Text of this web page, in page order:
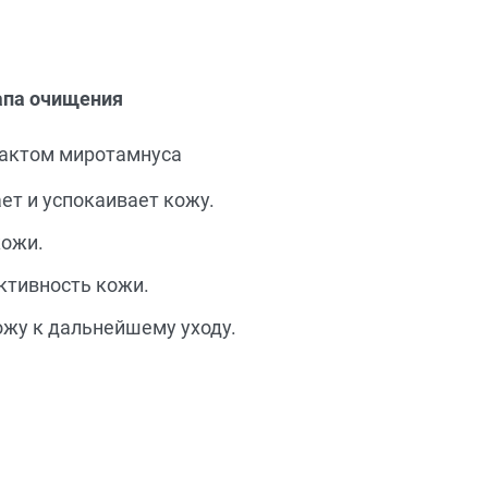
очищения
миротамнуса
и успокаивает кожу.
кожи.
к дальнейшему уходу.